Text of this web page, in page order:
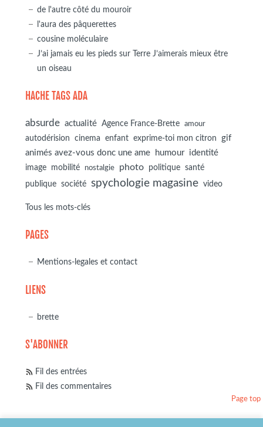
de l'autre côté du mouroir
l'aura des pâquerettes
cousine moléculaire
J’ai jamais eu les pieds sur Terre J’aimerais mieux être
un oiseau
HACHE TAGS ADA
absurde actualité Agence France-Brette amour
autodérision cinema enfant exprime-toi mon citron
gif
animés avez-vous donc une ame
humour identité
image mobilité nostalgie photo politique
santé
publique
société spychologie magasine video
Tous les mots-clés
PAGES
Mentions-legales et contact
LIENS
brette
S'ABONNER
Fil des entrées
Fil des commentaires
Page top